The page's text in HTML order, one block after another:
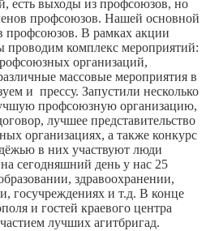
есть выходы из профсоюзов, но
профсоюзов. Нашей основной
профсоюзов. В рамках акции
комплекс мероприятий:
организаций,
массовые мероприятия в
и прессу. Запустили несколько
профсоюзную организацию,
лучшее представительство
организациях, а также конкурс
в них участвуют люди
сегодняшний день у нас 25
здравоохранении,
госучреждениях и т.д. В конце
и гостей краевого центра
лучших агитбригад.